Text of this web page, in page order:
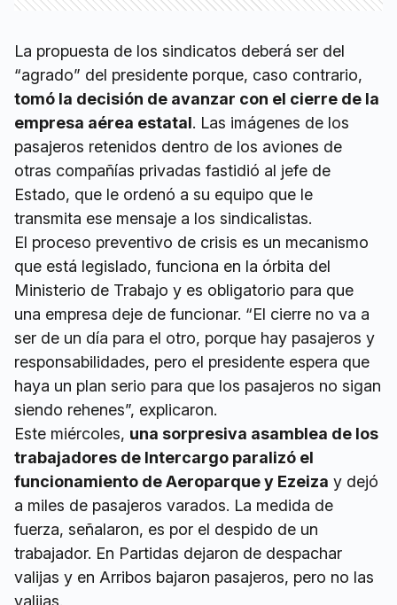
La propuesta de los sindicatos deberá ser del
“agrado” del presidente porque, caso contrario,
tomó la decisión de avanzar con el cierre de la
empresa aérea estatal. Las imágenes de los
pasajeros retenidos dentro de los aviones de
otras compañías privadas fastidió al jefe de
Estado, que le ordenó a su equipo que le
transmita ese mensaje a los sindicalistas.
El proceso preventivo de crisis es un mecanismo
que está legislado, funciona en la órbita del
Ministerio de Trabajo y es obligatorio para que
una empresa deje de funcionar. “El cierre no va a
ser de un día para el otro, porque hay pasajeros y
responsabilidades, pero el presidente espera que
haya un plan serio para que los pasajeros no sigan
siendo rehenes”, explicaron.
Este miércoles, una sorpresiva asamblea de los
trabajadores de Intercargo paralizó el
funcionamiento de Aeroparque y Ezeiza y dejó
a miles de pasajeros varados. La medida de
fuerza, señalaron, es por el despido de un
trabajador. En Partidas dejaron de despachar
valijas y en Arribos bajaron pasajeros, pero no las
valijas.